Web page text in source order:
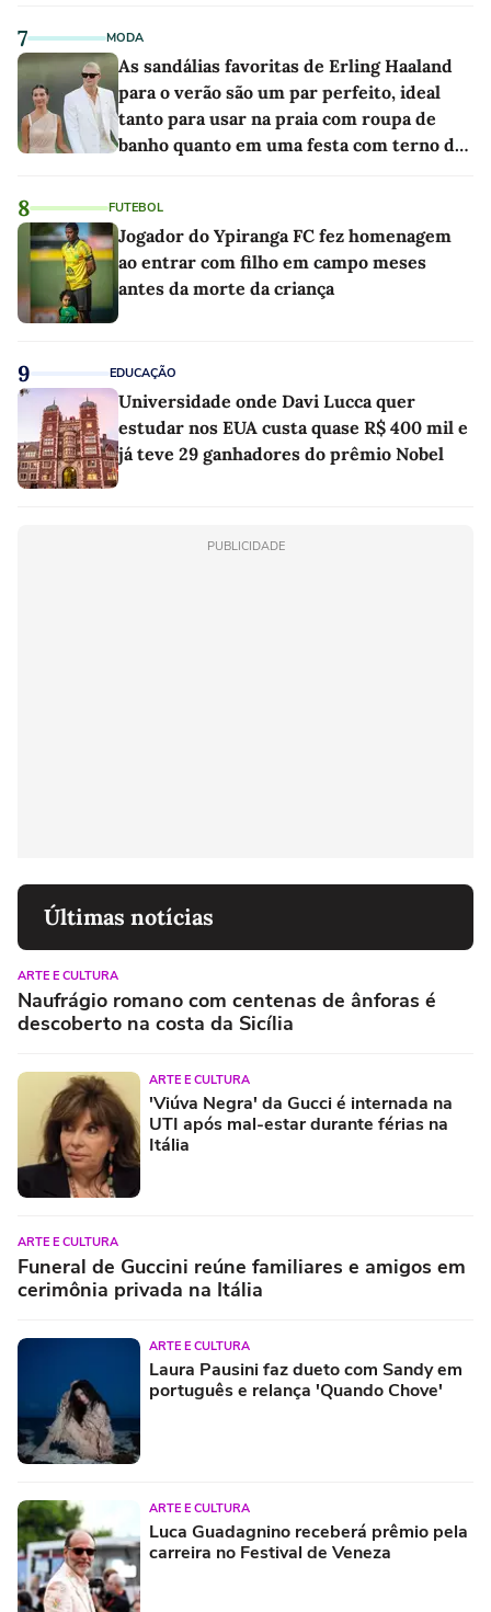
7 MODA
As sandálias favoritas de Erling Haaland
para o verão são um par perfeito, ideal
tanto para usar na praia com roupa de
banho quanto em uma festa com terno de
8 FUTEBOL
Jogador do Ypiranga FC fez homenagem
ao entrar com filho em campo meses
antes da morte da criança
9 EDUCAÇÃO
Universidade onde Davi Lucca quer
estudar nos EUA custa quase R$ 400 mil e
já teve 29 ganhadores do prêmio Nobel
PUBLICIDADE
Últimas notícias
ARTE E CULTURA
Naufrágio romano com centenas de ânforas é
descoberto na costa da Sicília
ARTE E CULTURA
'Viúva Negra' da Gucci é internada na
UTI após mal-estar durante férias na
Itália
ARTE E CULTURA
Funeral de Guccini reúne familiares e amigos em
cerimônia privada na Itália
ARTE E CULTURA
Laura Pausini faz dueto com Sandy em
português e relança 'Quando Chove'
ARTE E CULTURA
Luca Guadagnino receberá prêmio pela
carreira no Festival de Veneza